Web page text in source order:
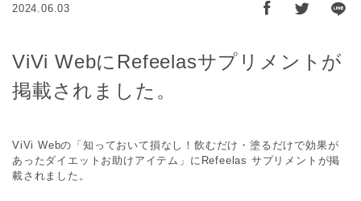
2024.06.03
ViVi WebにRefeelasサプリメントが
掲載されました。
ViVi Webの「知っておいて損なし！飲むだけ・塗るだけで効果が
あったダイエットお助けアイテム」にRefeelas サプリメントが掲
載されました。